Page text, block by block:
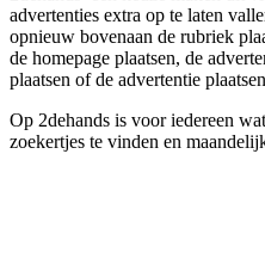
advertenties extra op te laten
opnieuw bovenaan de rubriek
de homepage plaatsen, de
plaatsen of de advertentie
Op 2dehands is voor iedereen
zoekertjes te vinden en